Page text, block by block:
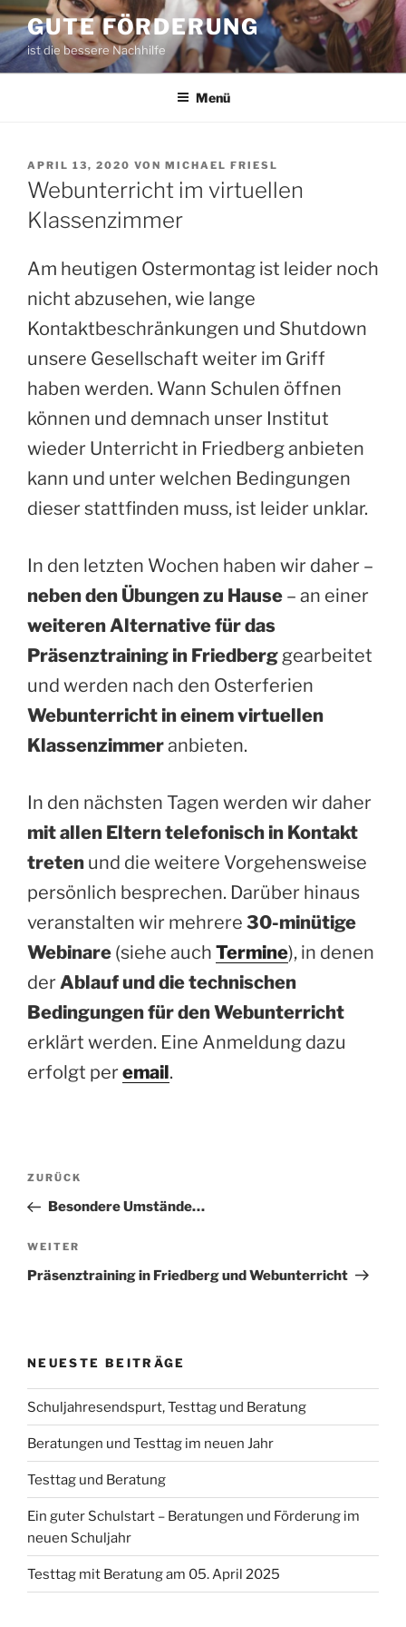
Zum
Inhalt
springen
GUTE FÖRDERUNG
ist die bessere Nachhilfe
Menü
VERÖFFENTLICHT
AM
APRIL 13, 2020 VON MICHAEL FRIESL
Webunterricht im virtuellen
Klassenzimmer
Am heutigen Ostermontag ist leider noch
nicht abzusehen, wie lange
Kontaktbeschränkungen und Shutdown
unsere Gesellschaft weiter im Griff
haben werden. Wann Schulen öffnen
können und demnach unser Institut
wieder Unterricht in Friedberg anbieten
kann und unter welchen Bedingungen
dieser stattfinden muss, ist leider unklar.
In den letzten Wochen haben wir daher –
neben den Übungen zu Hause – an einer
weiteren Alternative für das
Präsenztraining in Friedberggearbeitet
und werden nach den Osterferien
Webunterricht in einem virtuellen
Klassenzimmeranbieten.
In den nächsten Tagen werden wir daher
mit allen Eltern telefonisch in Kontakt
treten und die weitere Vorgehensweise
persönlich besprechen. Darüber hinaus
veranstalten wir mehrere 30-minütige
Webinare (siehe auch Termine), in denen
derAblauf und die technischen
Bedingungen für den Webunterricht
erklärt werden. Eine Anmeldung dazu
erfolgt peremail.
Beitragsnavigation
Vorheriger
Beitrag
ZURÜCK
Besondere Umstände…
Nächster
Beitrag
WEITER
Präsenztraining in Friedberg und Webunterricht
NEUESTE BEITRÄGE
Schuljahresendspurt, Testtag und Beratung
Beratungen und Testtag im neuen Jahr
Testtag und Beratung
Ein guter Schulstart – Beratungen und Förderung im
neuen Schuljahr
Testtag mit Beratung am 05. April 2025